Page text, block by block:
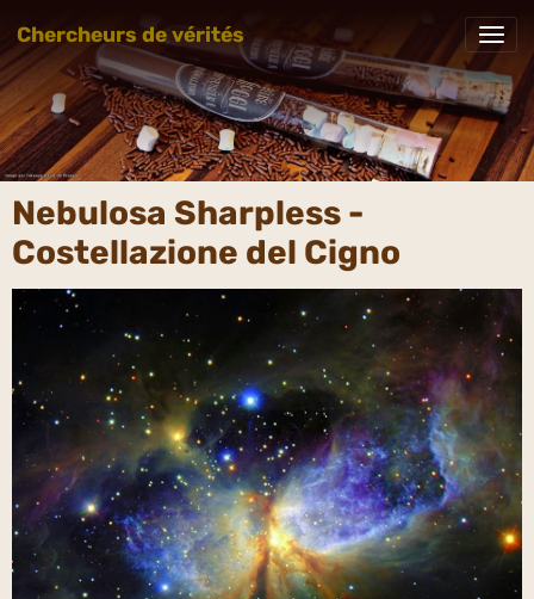
Chercheurs de vérités
Nebulosa Sharpless -
Costellazione del Cigno